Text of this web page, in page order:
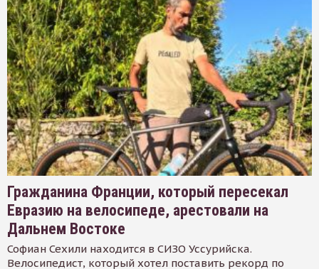
Гражданина Франции, который пересекал
Евразию на велосипеде, арестовали на
Дальнем Востоке
Софиан Сехили находится в СИЗО Уссурийска.
Велосипедист, который хотел поставить рекорд по